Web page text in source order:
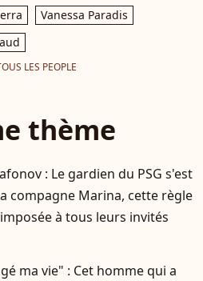
Vanessa Paradis
LES PEOPLE
thème
: Le gardien du PSG s'est
compagne Marina, cette règle
à tous leurs invités
ma vie" : Cet homme qui a